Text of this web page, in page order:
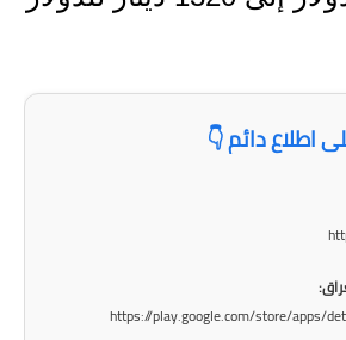
المرحلة الاعدادية
مرشحات
المرحلة الاعدادية
اطلاع دائم 👇
https://play.google.com/store/apps/